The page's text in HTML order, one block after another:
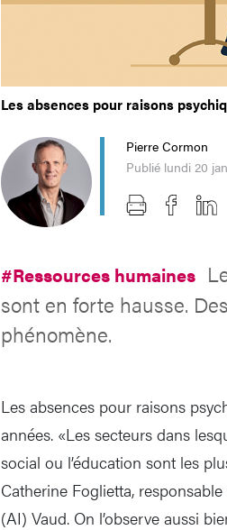
Les absences pour raisons
Pierre Cormon
Publié lundi 20
#Ressources humaines
sont en forte hausse.
phénomène.
Les absences pour raisons
années. «Les secteurs dans
social ou l’éducation sont les
Catherine Foglietta,
(AI) Vaud. On l’observe aussi